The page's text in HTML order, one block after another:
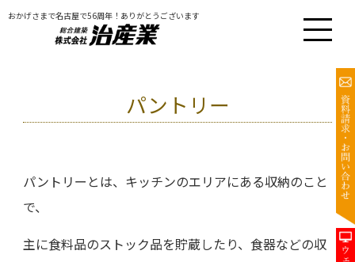
おかげさまで名古屋で56周年！ありがとうございます
パントリー
パントリーとは、キッチンのエリアにある収納のこと
で、
主に食料品のストック品を貯蔵したり、食器などの収